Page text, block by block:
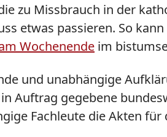
zu Missbrauch in der
etwas passieren. So
Wochenende im
und unabhängige
Auftrag gegebene
Fachleute die Akten